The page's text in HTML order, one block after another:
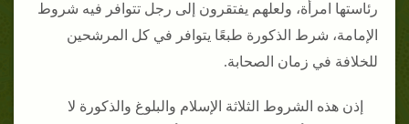
رئاستها امرأة، ولعلهم يفتقرون إلى رجل تتوافر فيه شروط
الإمامة، شرط الذكورة طبعًا يتوافر في كل المرشحين
للخلافة في زمان الصحابة.
إذن هذه الشروط الثلاثة الإسلام والبلوغ والذكورة لا